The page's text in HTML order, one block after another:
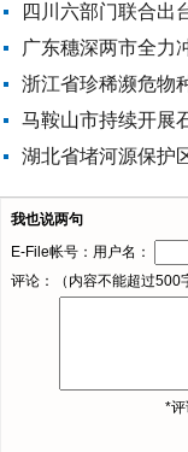
四川六部门联合出
广东穗深两市全力
浙江省珍稀濒危物
马鞍山市持续开展
湖北省堵河源保护
我也说两句
E-File帐号：用户名：
评论：（内容不能超过500
*评